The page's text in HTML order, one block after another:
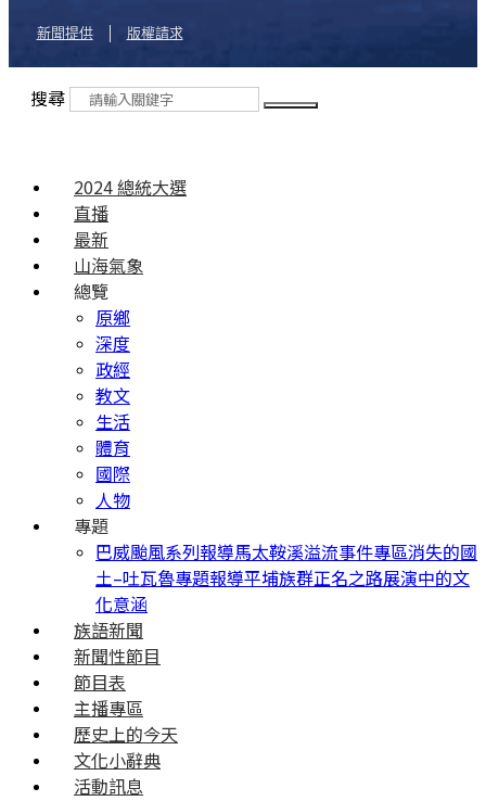
新聞提供 版權請求
搜尋
2024 總統大選
直播
最新
山海氣象
總覽
原鄉
深度
政經
教文
生活
體育
國際
人物
專題
巴威颱風系列報導馬太鞍溪溢流事件專區消失的國
土–吐瓦魯專題報導平埔族群正名之路展演中的文
化意涵
族語新聞
新聞性節目
節目表
主播專區
歷史上的今天
文化小辭典
活動訊息